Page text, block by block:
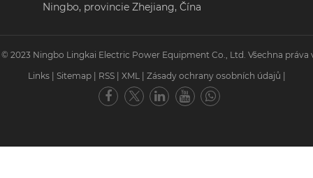
Ningbo, provincie Zhejiang, Čína
2023 Ningbo Lingkai Electric Power Equipment Co., Ltd. Všechna práva
Links
Sitemap RSS XML Zásady ochrany osobních údajů